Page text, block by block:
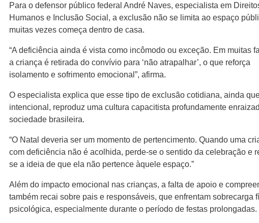
Para o defensor público federal André Naves, especialista em
Humanos e Inclusão Social, a exclusão não se limita ao espaço
muitas vezes começa dentro de casa.
“A deficiência ainda é vista como incômodo ou exceção. Em muitas
a criança é retirada do convívio para ‘não atrapalhar’, o que reforça
isolamento e sofrimento emocional”, afirma.
O especialista explica que esse tipo de exclusão cotidiana, ainda
intencional, reproduz uma cultura capacitista profundamente
sociedade brasileira.
“O Natal deveria ser um momento de pertencimento. Quando uma
com deficiência não é acolhida, perde-se o sentido da celebração e
se a ideia de que ela não pertence àquele espaço.”
Além do impacto emocional nas crianças, a falta de apoio e
também recai sobre pais e responsáveis, que enfrentam sobrecarga
psicológica, especialmente durante o período de festas prolongadas.